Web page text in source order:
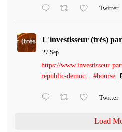
Twitter
L'investisseur (très)
27 Sep
https://www.investisseur-
republic-democ...
#bourse
Twitter
Load